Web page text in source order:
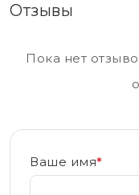
Отзывы
Пока нет
Ваше имя*